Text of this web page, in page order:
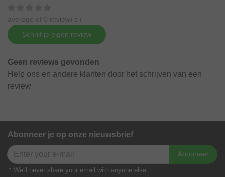
average of 0 review(s)
Schrijf je eigen review
Geen reviews gevonden
Help ons en andere klanten door het schrijven van een
review
Abonneer je op onze nieuwsbrief
Abonneer
* We'll never share your email with anyone else.